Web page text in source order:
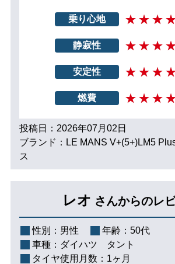
乗り心地
静寂性
安定性
燃費
投稿日：2026年07月02日
ブランド：LE MANS V+(5+)LM5
ス
レオ さんからのレ
性別： 男性 年齢： 50代
車種： ダイハツ タント
タイヤ使用月数： 1ヶ月